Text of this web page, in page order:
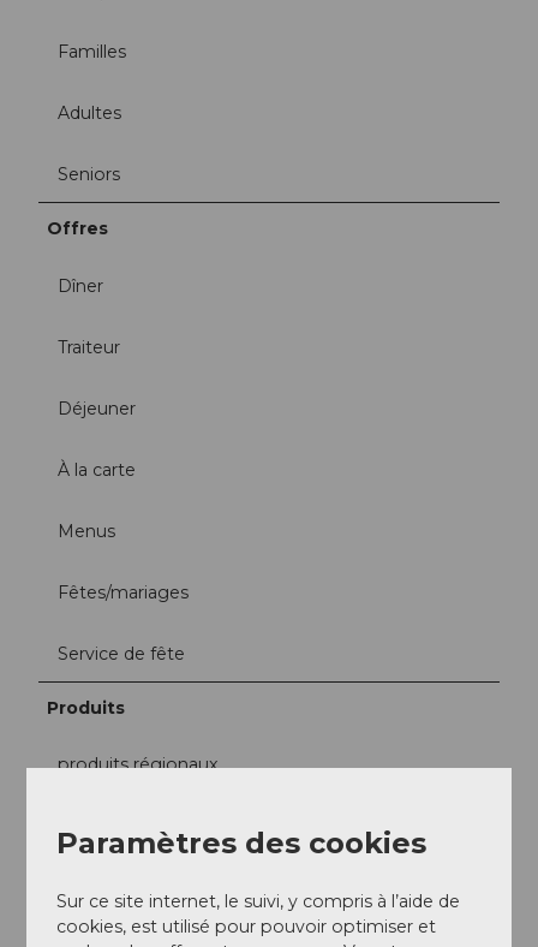
Familles
Adultes
Seniors
Offres
Dîner
Traiteur
Déjeuner
À la carte
Menus
Fêtes/mariages
Service de fête
Produits
produits régionaux
Facebook
Paramètres des cookies
Sur ce site internet, le suivi, y compris à l’aide de
cookies, est utilisé pour pouvoir optimiser et